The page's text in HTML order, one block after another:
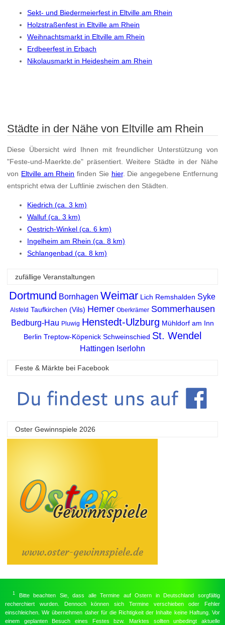
Sekt- und Biedermeierfest in Eltville am Rhein
Holzstraßenfest in Eltville am Rhein
Weihnachtsmarkt in Eltville am Rhein
Erdbeerfest in Erbach
Nikolausmarkt in Heidesheim am Rhein
Städte in der Nähe von Eltville am Rhein
Diese Übersicht wird Ihnen mit freundlicher Unterstützung von
"Feste-und-Maerkte.de" präsentiert. Weitere Städte in der Nähe
von Eltville am Rhein finden Sie hier. Die angegebene Entfernung
entspricht etwa der Luftlinie zwischen den Städten.
Kiedrich (ca. 3 km)
Walluf (ca. 3 km)
Oestrich-Winkel (ca. 6 km)
Ingelheim am Rhein (ca. 8 km)
Schlangenbad (ca. 8 km)
zufällige Veranstaltungen
Dortmund Bornhagen Weimar Lich Remshalden Syke
Alsfeld Taufkirchen (Vils) Hemer Oberkrämer Sommerhausen
Bedburg-Hau Pluwig Henstedt-Ulzburg Mühldorf am Inn
Berlin Treptow-Köpenick Schweinschied St. Wendel
Hattingen Iserlohn
Feste & Märkte bei Facebook
Oster Gewinnspiele 2026
1 Bitte beachten Sie, dass alle Termine auf Ostern in Deutschland sorgfältig
recherchiert wurden. Dennoch können sich Termine verschieben oder Fehler
einschleichen. Wir übernehmen daher für die Richtigkeit der Inhalte keine Haftung. Vor
einem geplanten Besuch eines Festes bzw. Marktes sollten unbedingt aktuelle